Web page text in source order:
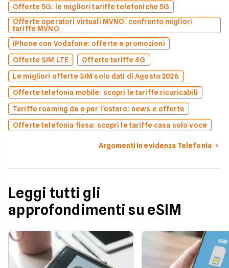
Offerte 5G: le migliori tariffe telefoniche 5G
Offerte operatori virtuali MVNO: confronto migliori
tariffe MVNO
iPhone con Vodafone: offerte e promozioni
Offerte SIM LTE
Offerte tariffe 4G
Le migliori offerte SIM solo dati di Agosto 2026
Offerte telefonia mobile: scopri le tariffe ricaricabili
Tariffe roaming da e per l'estero: news e offerte
Offerte telefonia fissa: scopri le tariffe casa solo voce
Argomenti in evidenza Telefonia
Leggi tutti gli
approfondimenti su eSIM